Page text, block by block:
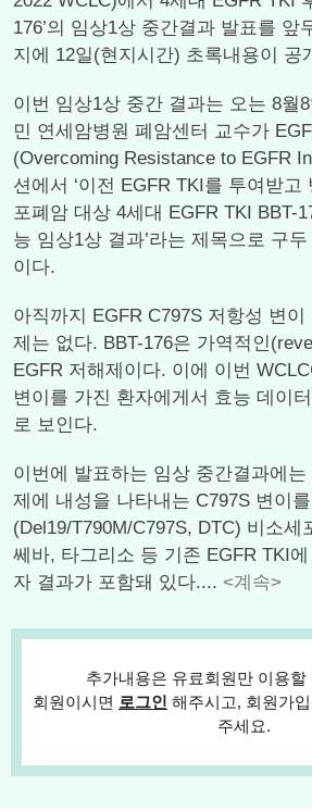
176’의 임상1상 중간결과 발표를 앞
지에 12일(현지시간) 초록내용이 공
이번 임상1상 중간 결과는 오는 8월
민 연세암병원 폐암센터 교수가
(Overcoming Resistance to EGFR
션에서 ‘이전 EGFR TKI를 투여받고
포폐암 대상 4세대 EGFR TKI BBT-
능 임상1상 결과’라는 제목으로 구
이다.
아직까지 EGFR C797S 저항성 변
제는 없다. BBT-176은 가역적인
EGFR 저해제이다. 이에 이번
변이를 가진 환자에게서 효능 데이
로 보인다.
이번에 발표하는 임상 중간결과에는
제에 내성을 나타내는 C797S 변이
(Del19/T790M/C797S, DTC) 비소세
쎄바, 타그리소 등 기존 EGFR TKI
자 결과가 포함돼 있다.... <계속>
추가내용은 유료회원만 이용할
회원이시면 로그인 해주시고, 회원가
주세요.